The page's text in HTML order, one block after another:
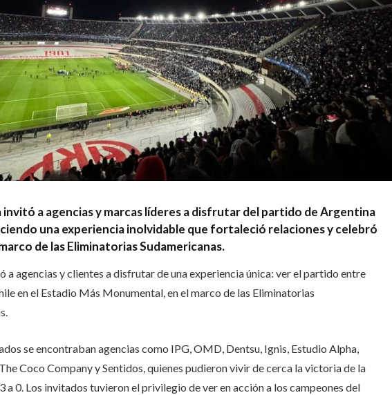
invitó a agencias y marcas líderes a disfrutar del partido de Argentina
una experiencia inolvidable que fortaleció relaciones y celebró
de las Eliminatorias Sudamericanas.
a agencias y clientes a disfrutar de una experiencia única: ver el partido entre
en el Estadio Más Monumental, en el marco de las Eliminatorias
se encontraban agencias como IPG, OMD, Dentsu, Ignis, Estudio Alpha,
Coco Company y Sentidos, quienes pudieron vivir de cerca la victoria de la
a 0. Los invitados tuvieron el privilegio de ver en acción a los campeones del